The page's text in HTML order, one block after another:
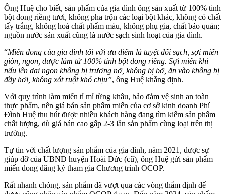
Ông Huệ cho biết, sản phẩm của gia đình ông sản xuất từ 100% tinh
bột dong riềng tươi, không pha trộn các loại bột khác, không có chất
tẩy trắng, không hoá chất phẩm màu, không phụ gia, chất bảo quản;
nguồn nước sản xuất cũng là nước sạch sinh hoạt của gia đình.
“Miến dong của gia đình tôi với ưu điểm là tuyệt đối sạch, sợi miến
giòn, ngon, được làm từ 100% tinh bột dong riềng. Sợi miến khi
nấu lên dai ngon không bị trương nở, không bị bở, ăn vào không bị
đầy hơi, không xót ruột khó chịu”, ông Huệ khẳng định.
Với quy trình làm miến tỉ mỉ từng khâu, bảo đảm vệ sinh an toàn
thực phẩm, nên giá bán sản phẩm miến của cơ sở kinh doanh Phí
Đình Huệ thu hút được nhiều khách hàng đang tìm kiếm sản phẩm
chất lượng, dù giá bán cao gấp 2-3 lần sản phẩm cùng loại trên thị
trường.
Tự tin với chất lượng sản phẩm của gia đình, năm 2021, được sự
giúp đỡ của UBND huyện Hoài Đức (cũ), ông Huệ gửi sản phẩm
miến dong đăng ký tham gia Chương trình OCOP.
Rất nhanh chóng, sản phẩm đã vượt qua các vòng thẩm định để